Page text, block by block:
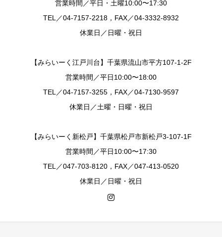
営業時間／平日・土曜10:00〜17:30
TEL／04-7157-2218，FAX／04-3332-8932
休業日／日曜・祝日
【みらいーく江戸川台】千葉県流山市平方107-1-2F
営業時間／平日10:00〜18:00
TEL／04-7157-3255，FAX／04-7130-9597
休業日／土曜・日曜・祝日
【みらいーく新松戸】千葉県松戸市新松戸3-107-1F
営業時間／平日10:00〜17:30
TEL／047-703-8120，FAX／047-413-0520
休業日／日曜・祝日